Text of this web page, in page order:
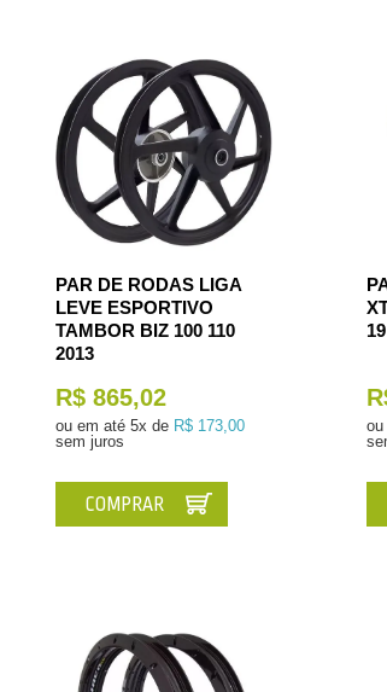
PAR DE RODAS LIGA
LEVE ESPORTIVO
TAMBOR BIZ 100 110
2013
R$ 865,02
ou em até 5x de R$ 173,00
sem juros
COMPRAR
ou